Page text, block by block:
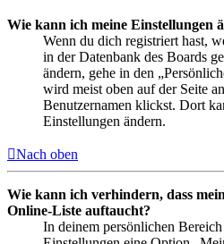
Wie kann ich meine Einstellungen
Wenn du dich registriert hast,
in der Datenbank des Boards
ändern, gehe in den
wird meist oben auf der Seite
Benutzernamen klickst. Dort
Einstellungen ändern.
Nach oben
Wie kann ich verhindern, dass
Online-Liste auftaucht?
In deinem persönlichen